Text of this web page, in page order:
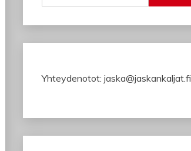
Yhteydenotot: jaska@jaskankaljat.fi